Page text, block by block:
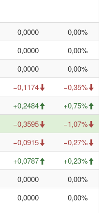
0,0000
0,00%
0,0000
0,00%
0,0000
0,00%
−0,1174
−0,35%
+0,2484
+0,75%
−0,3595
−1,07%
−0,0915
−0,27%
+0,0787
+0,23%
0,0000
0,00%
0,0000 0,00%